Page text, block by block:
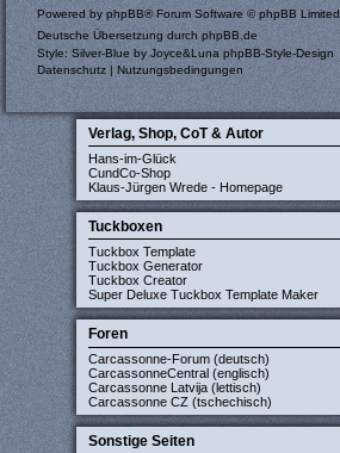
Powered by phpBB® Forum Software © phpBB Limited
Deutsche Übersetzung durch phpBB.de
Style: Silver-Blue by Joyce&LunaphpBB-Style-Design
Datenschutz | Nutzungsbedingungen
Verlag, Shop, CoT & Autor
Hans-im-Glück
CundCo-Shop
Klaus-Jürgen Wrede - Homepage
Tuckboxen
Tuckbox Template
Tuckbox Generator
Tuckbox Creator
Super Deluxe Tuckbox Template Maker
Foren
Carcassonne-Forum (deutsch)
CarcassonneCentral (englisch)
Carcassonne Latvija (lettisch)
Carcassonne CZ (tschechisch)
Sonstige Seiten